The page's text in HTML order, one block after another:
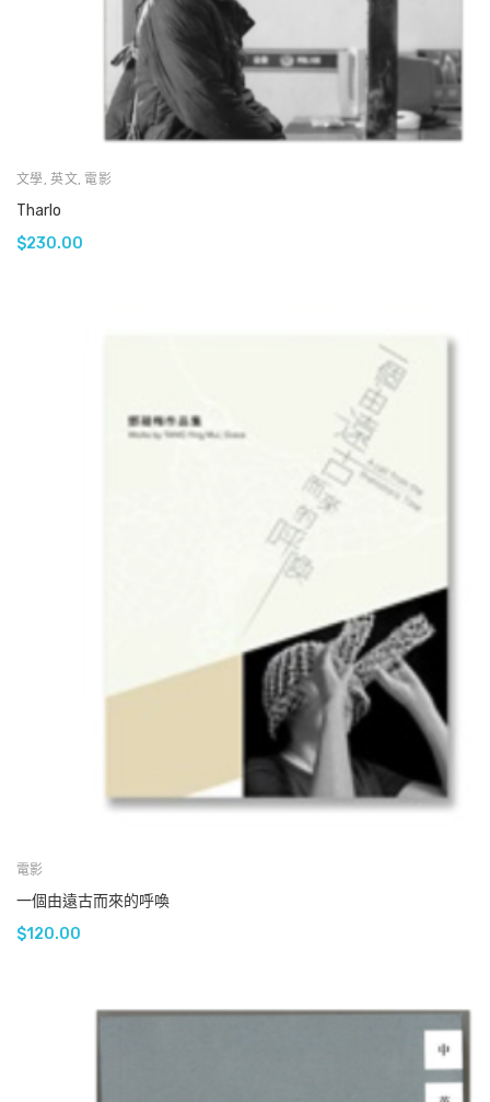
文學,英文, 電影
Tharlo
$230.00
電影
一個由遠古而來的呼喚
$120.00